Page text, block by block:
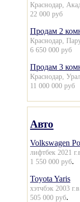
Краснодар,
22 000 руб
Продам 2
Краснодар,
6 650 000 руб
Продам 3
Краснодар,
11 000 000 руб
Авто
Volkswagen
лифтбек 2021
1 550 000 руб.
Toyota Yaris
хэтчбэк 2003 г.в.
505 000 руб.